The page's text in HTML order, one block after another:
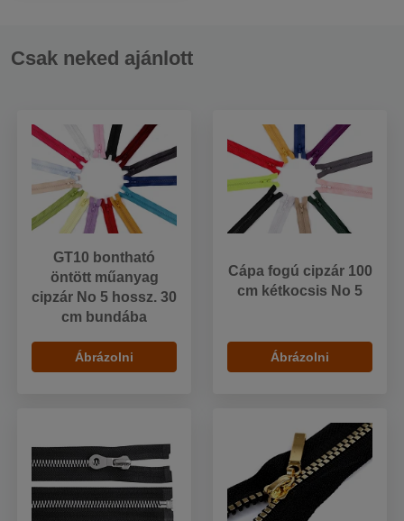
Csak neked ajánlott
GT10 bontható
öntött műanyag
cipzár No 5 hossz. 30
cm bundába
Ábrázolni
Cápa fogú cipzár 100
cm kétkocsis No 5
Ábrázolni